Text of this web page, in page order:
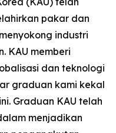
pakar dan
industri
KAU memberi
dan teknologi
graduan kami kekal
Graduan KAU telah
menjadikan